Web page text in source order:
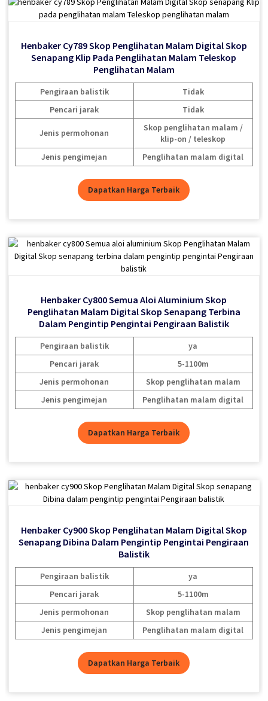
Henbaker Cy789 Skop Penglihatan Malam Digital Skop
Senapang Klip Pada Penglihatan Malam Teleskop
Penglihatan Malam
Pengiraan balistik
Tidak
Pencari jarak
Tidak
Jenis permohonan
Skop penglihatan malam /
klip-on / teleskop
Jenis pengimejan
Penglihatan malam digital
Dapatkan Harga Terbaik
Henbaker Cy800 Semua Aloi Aluminium Skop
Penglihatan Malam Digital Skop Senapang Terbina
Dalam Pengintip Pengintai Pengiraan Balistik
Pengiraan balistik
ya
Pencari jarak
5-1100m
Jenis permohonan
Skop penglihatan malam
Jenis pengimejan
Penglihatan malam digital
Dapatkan Harga Terbaik
Henbaker Cy900 Skop Penglihatan Malam Digital Skop
Senapang Dibina Dalam Pengintip Pengintai Pengiraan
Balistik
Pengiraan balistik
ya
Pencari jarak
5-1100m
Jenis permohonan
Skop penglihatan malam
Jenis pengimejan
Penglihatan malam digital
Dapatkan Harga Terbaik
Henbaker Cy789 Skop Penglihatan Malam Digital Skop
Senapang Klip Pada Penglihatan Malam Teleskop
Penglihatan Malam
Pengiraan balistik
Tidak
Pencari jarak
Tidak
Jenis permohonan
Skop penglihatan malam /
klip-on / teleskop
Jenis pengimejan
Penglihatan malam digital
Dapatkan Harga Terbaik
Henbaker Cy800 Semua Aloi Aluminium Skop
Penglihatan Malam Digital Skop Senapang Terbina
Dalam Pengintip Pengintai Pengiraan Balistik
Pengiraan balistik
ya
Pencari jarak
5-1100m
Jenis permohonan
Skop penglihatan malam
Jenis pengimejan
Penglihatan malam digital
Dapatkan Harga Terbaik
Henbaker Cy900 Skop Penglihatan Malam Digital Skop
Senapang Dibina Dalam Pengintip Pengintai Pengiraan
Balistik
Pengiraan balistik
ya
Pencari jarak
5-1100m
Jenis permohonan
Skop penglihatan malam
Jenis pengimejan
Penglihatan malam digital
Dapatkan Harga Terbaik
Gelap!
Pengiraan balistik
Pencari jarak
Tidak
Jenis permohonan
Penglihatan malam klip-on
Penglihatan malam digital
Dapatkan Harga Terbaik
Henbaker NV700S Skop Penglihatan Malam Digital Skop
Senapang Klip Pada Penglihatan Malam Teleskop
Pengiraan balistik
Tidak
Pencari jarak
Tidak
Jenis permohonan
Skop penglihatan malam /
klip-on / teleskop
Jenis pengimejan
Penglihatan malam digital
Dapatkan Harga Terbaik
Henbaker Cy789 Skop Penglihatan Malam Digital Skop
Senapang Klip Pada Penglihatan Malam Teleskop
Penglihatan Malam
Pengiraan balistik
Tidak
Pencari jarak
Tidak
Jenis permohonan
Skop penglihatan malam /
klip-on / teleskop
Jenis pengimejan
Penglihatan malam digital
Dapatkan Harga Terbaik
Henbaker Cy800 Semua Aloi Aluminium Skop
Penglihatan Malam Digital Skop Senapang Terbina
Dalam Pengintip Pengintai Pengiraan Balistik
Pengiraan balistik
ya
Pencari jarak
5-1100m
Jenis permohonan
Skop penglihatan malam
Jenis pengimejan
Penglihatan malam digital
Dapatkan Harga Terbaik
Henbaker Cy900 Skop Penglihatan Malam Digital Skop
Senapang Dibina Dalam Pengintip Pengintai Pengiraan
Balistik
Pengiraan balistik
ya
Pencari jarak
5-1100m
Jenis permohonan
Skop penglihatan malam
Jenis pengimejan
Penglihatan malam digital
Dapatkan Harga Terbaik